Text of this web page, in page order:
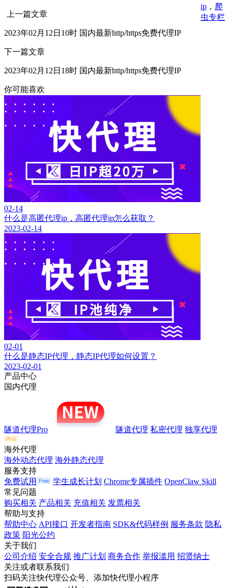
上一篇文章
2023年02月12日10时 国内最新http/https免费代理IP
下一篇文章
2023年02月12日18时 国内最新http/https免费代理IP
你可能喜欢
02-14
什么是高匿代理ip，高匿代理ip怎么获取？
2023-02-14
02-01
什么是静态IP代理，静态IP代理如何设置？
2023-02-01
ip ， 爬
虫专栏
产品中心
国内代理
隧道代理Pro 隧道代理 私密代理 独享代理
海外代理
海外动态代理 海外静态代理
服务支持
免费试用
学生成长计划 Chrome专属插件 OpenClaw Skill
常见问题
购买相关 产品相关 充值相关 发票相关
帮助与支持
帮助中心 API接口 开发者指南 SDK&代码样例 服务条款 隐私
政策 阳光公约
关于我们
公司介绍 安全合规 推广计划 商务合作 举报滥用 招贤纳士
关注或者联系我们
扫码关注快代理公众号、添加快代理小程序